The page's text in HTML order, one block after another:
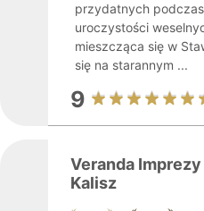
przydatnych
uroczystości
mieszcząca się w
się na starannym ...
9
Veranda
Kalisz